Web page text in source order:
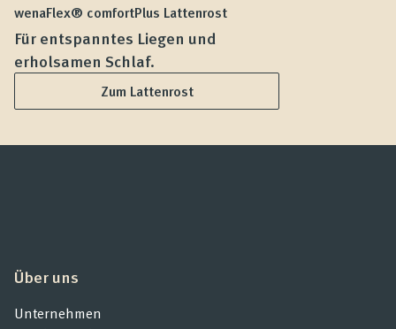
wenaFlex® comfortPlus Lattenrost
Für entspanntes Liegen und
erholsamen Schlaf.
Zum Lattenrost
Über uns
Unternehmen